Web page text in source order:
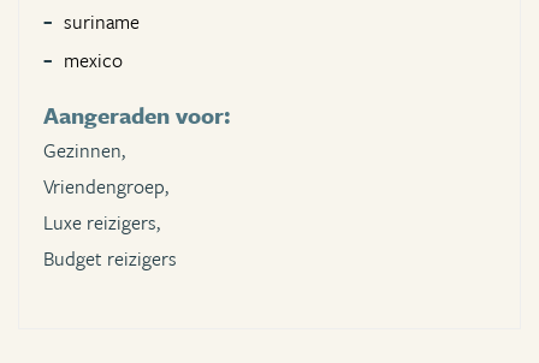
suriname
mexico
Aangeraden voor:
Gezinnen,
Vriendengroep,
Luxe reizigers,
Budget reizigers